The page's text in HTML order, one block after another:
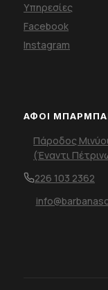
Υπηρεσίες
Facebook
Instagram
ΑΦΟΙ
Πάροδος
(Έναντι
226 103 2362